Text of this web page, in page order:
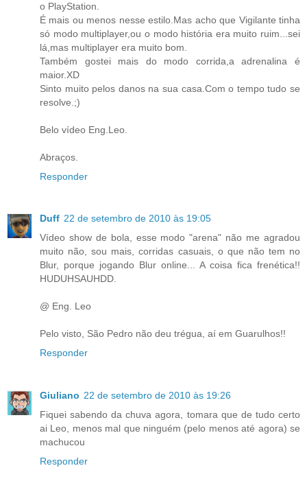
o PlayStation.
É mais ou menos nesse estilo.Mas acho que Vigilante tinha
só modo multiplayer,ou o modo história era muito ruim...sei
lá,mas multiplayer era muito bom.
Também gostei mais do modo corrida,a adrenalina é
maior.XD
Sinto muito pelos danos na sua casa.Com o tempo tudo se
resolve.;)
Belo vídeo Eng.Leo.
Abraços.
Responder
Duff 22 de setembro de 2010 às 19:05
Vídeo show de bola, esse modo "arena" não me agradou
muito não, sou mais, corridas casuais, o que não tem no
Blur, porque jogando Blur online... A coisa fica frenética!!
HUDUHSAUHDD.
@ Eng. Leo
Pelo visto, São Pedro não deu trégua, aí em Guarulhos!!
Responder
Giuliano 22 de setembro de 2010 às 19:26
Fiquei sabendo da chuva agora, tomara que de tudo certo
ai Leo, menos mal que ninguém (pelo menos até agora) se
machucou
Responder